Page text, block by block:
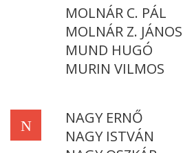
MOLNÁR C. PÁL
MOLNÁR Z. JÁNOS
MUND HUGÓ
MURIN VILMOS
N
NAGY ERNŐ
NAGY ISTVÁN